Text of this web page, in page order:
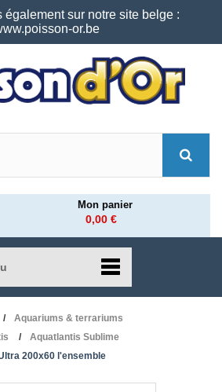
également sur notre site belge :
or.be
Mon panier
0,00 €
Aquariums & terrariums
Aquatlantis Sublime
200x60 l'ensemble